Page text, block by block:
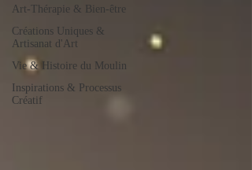
Art-Thérapie & Bien-être
Créations Uniques &
Artisanat d'Art
Vie & Histoire du Moulin
Inspirations & Processus
Créatif